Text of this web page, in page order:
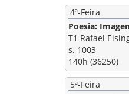
4ª-Feira
Poesia:
T1 Rafael
s. 1003
140h (36250)
5ª-Feira